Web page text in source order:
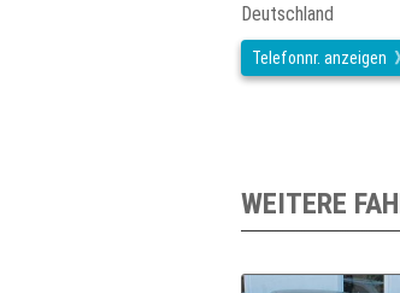
Deutschland
Telefonnr. anzeigen
WEITERE